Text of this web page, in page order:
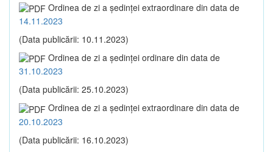
Ordinea de zi a şedinţei extraordinare din data de
14.11.2023
(Data publicării: 10.11.2023)
Ordinea de zi a şedinţei ordinare din data de
31.10.2023
(Data publicării: 25.10.2023)
Ordinea de zi a şedinţei extraordinare din data de
20.10.2023
(Data publicării: 16.10.2023)